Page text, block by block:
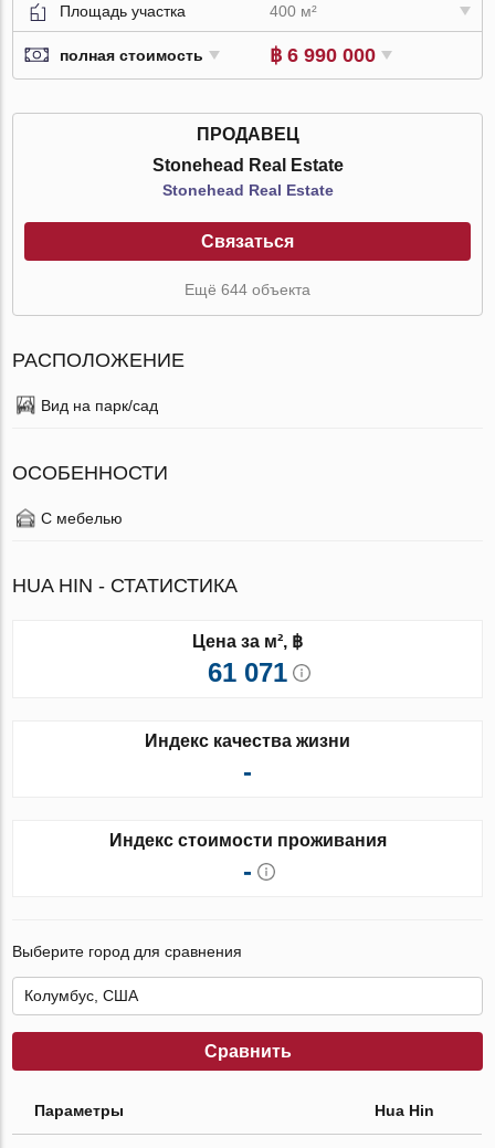
Площадь участка
400 м²
полная стоимость ฿ 6 990 000
ПРОДАВЕЦ
Stonehead Real Estate
Stonehead Real Estate
Связаться
Ещё 644 объекта
РАСПОЛОЖЕНИЕ
Вид на парк/сад
ОСОБЕННОСТИ
С мебелью
HUA HIN - СТАТИСТИКА
Цена за м², ฿
61 071
Индекс качества жизни
-
Индекс стоимости проживания
-
Выберите город для сравнения
Сравнить
Параметры Hua Hin